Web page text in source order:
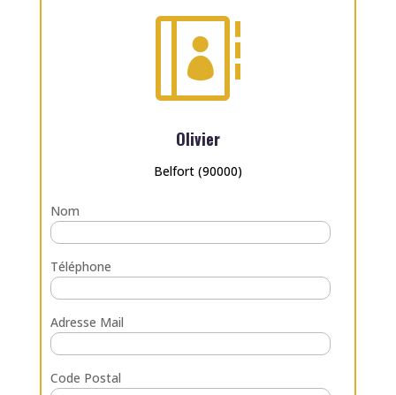

Olivier
Belfort (90000)
Nom
Téléphone
Adresse Mail
Code Postal